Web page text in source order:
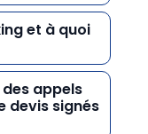
et à quoi
appels
devis signés